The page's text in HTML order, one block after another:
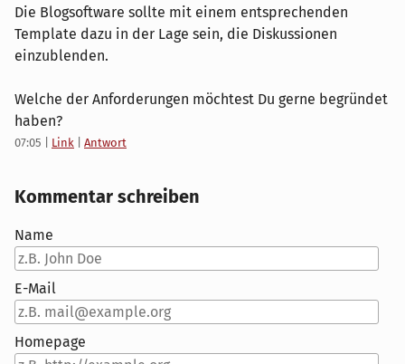
Die Blogsoftware sollte mit einem entsprechenden
Template dazu in der Lage sein, die Diskussionen
einzublenden.
Welche der Anforderungen möchtest Du gerne begründet
haben?
07:05 Link Antwort
Kommentar schreiben
Name
E-Mail
Homepage